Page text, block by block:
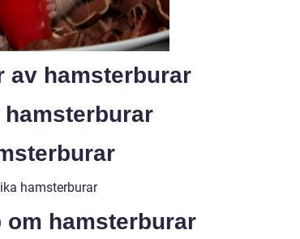
av hamsterburar
hamsterburar
hamsterburar